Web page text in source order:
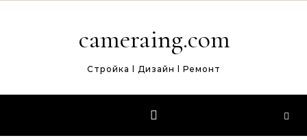
cameraing.com
Стройка l Дизайн l Ремонт